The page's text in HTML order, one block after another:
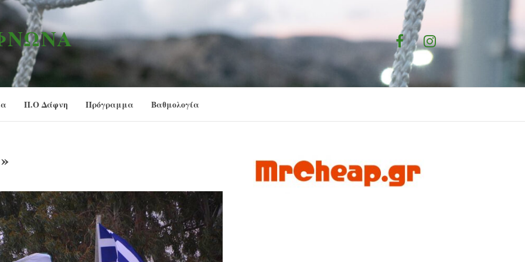
FacebookInstagram
Π.Ο Δάφνη Πρόγραμμα Βαθμολογία